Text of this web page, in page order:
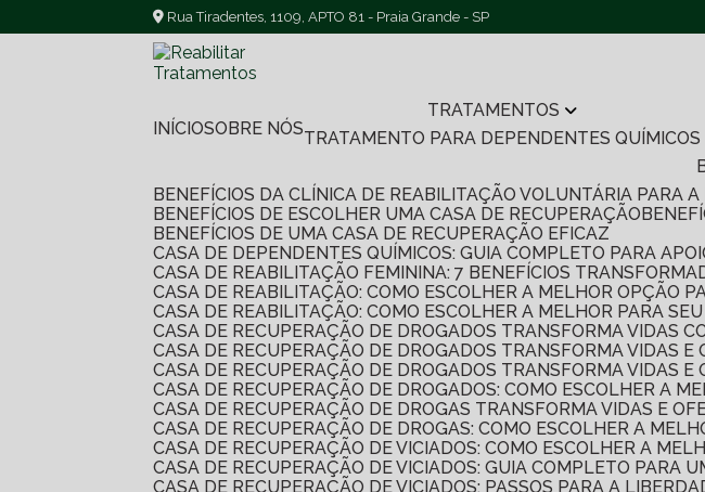
Rua Tiradentes, 1109, APTO 81 - Praia Grande - SP
INÍCIO SOBRE NÓS
TRATAMENTOS
TRATAMENTO PARA DEPENDENTES QUÍMICOS
BENEFÍCIOS DA CLÍNICA DE REABILITAÇÃO VOLUNTÁRIA PARA
BENEFÍCIOS DE ESCOLHER UMA CASA DE RECUPERAÇÃO
BENEFÍCIOS DE UMA CASA DE RECUPERAÇÃO EFICAZ
CASA DE DEPENDENTES QUÍMICOS: GUIA COMPLETO PARA
CASA DE REABILITAÇÃO FEMININA: 7 BENEFÍCIOS
CASA DE REABILITAÇÃO: COMO ESCOLHER A MELHOR OPÇÃO
CASA DE REABILITAÇÃO: COMO ESCOLHER A MELHOR PARA
CASA DE RECUPERAÇÃO DE DROGADOS TRANSFORMA VIDAS
CASA DE RECUPERAÇÃO DE DROGADOS TRANSFORMA VIDAS
CASA DE RECUPERAÇÃO DE DROGADOS TRANSFORMA VIDAS
CASA DE RECUPERAÇÃO DE DROGADOS: COMO ESCOLHER A
CASA DE RECUPERAÇÃO DE DROGAS TRANSFORMA VIDAS E
CASA DE RECUPERAÇÃO DE DROGAS: COMO ESCOLHER A
CASA DE RECUPERAÇÃO DE VICIADOS: COMO ESCOLHER A
CASA DE RECUPERAÇÃO DE VICIADOS: GUIA COMPLETO PARA
CASA DE RECUPERAÇÃO DE VICIADOS: PASSOS PARA A